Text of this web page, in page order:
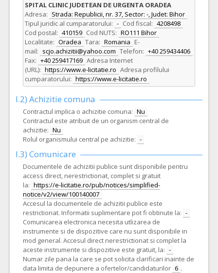
SPITAL CLINIC JUDETEAN DE URGENTA ORADEA
Adresa: Strada: Republicii, nr. 37, Sector: -, Judet: Bihor
Tipul juridic al cumparatorului: - Cod fiscal: 4208498
Cod postal: 410159 Cod NUTS: RO111 Bihor
Localitate: Oradea Tara: Romania E-
mail: scjo.achizitii@yahoo.com Telefon: +40 259434406
Fax: +40 259417169 Adresa Internet
(URL): https://www.e-licitatie.ro Adresa profilului
cumparatorului: https://www.e-licitatie.ro
I.2) Achizitie comuna
Contractul implica o achizitie comuna: Nu
Contractul este atribuit de un organism central de
achizitie: Nu
Rolul organismului central pe achizitie: -
I.3) Comunicare
Documentele de achizitii publice sunt disponibile pentru
access direct, nerestrictionat, complet si gratuit
la: https://e-licitatie.ro/pub/notices/simplified-
notice/v2/view/100140007
Accesul la documentele de achizitii publice este
restrictionat. Informatii suplimentare pot fi obtinute la: -
Comunicarea electronica necesita utlizarea de
instrumente si de dispozitive care nu sunt disponibile in
mod general. Accesul direct nerestrictionat si complet la
aceste instrumente si dispozitive este gratuit, la: -
Numar zile pana la care se pot solicita clarificari inainte de
data limita de depunere a ofertelor/candidaturilor 6 .